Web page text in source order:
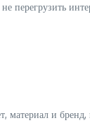
перегрузить
материал и бренд,